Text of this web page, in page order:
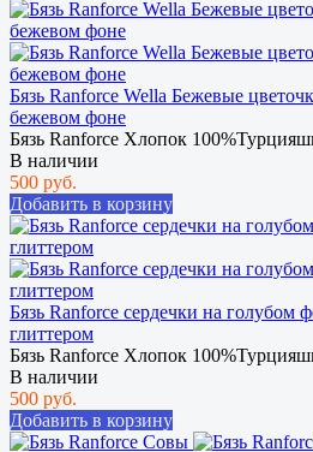
Бязь Ranforce Wella Бежевые
бежевом фоне
Бязь Ranforce Хлопок
В наличии
500 руб.
Добавить в корзину
Бязь Ranforce сердечки на голубом
глиттером
Бязь Ranforce Хлопок
В наличии
500 руб.
Добавить в корзину